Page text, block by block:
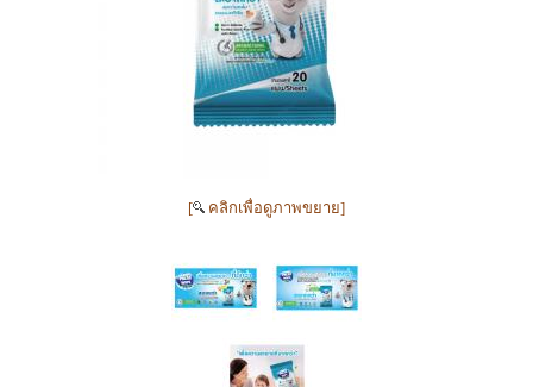
[ คลิกเพื่อดูภาพขยาย]